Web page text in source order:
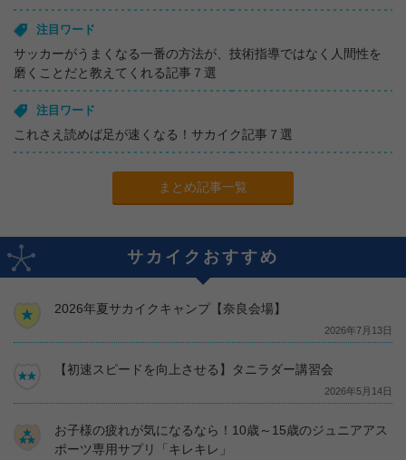
注目ワード
サッカーがうまくなる一番の方法が、技術指導ではなく人間性を
磨くことだと教えてくれる記事７選
注目ワード
これさえ読めば足が速くなる！サカイク記事７選
まとめ記事一覧
サカイクおすすめ
2026年夏サカイクキャンプ【奈良会場】
2026年7月13日
【初速スピードを向上させる】タニラダー講習会
2026年5月14日
お子様の疲れが気になるなら！10歳～15歳のジュニアアス
ポーツ専用サプリ「キレキレ」